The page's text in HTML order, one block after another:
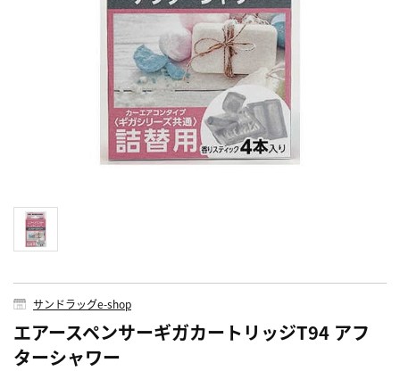
サンドラッグe-shop
エアースペンサーギガカートリッジT94 アフ
ターシャワー